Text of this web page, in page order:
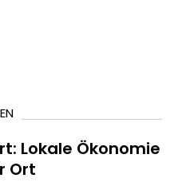
Lokale Ökonomie
Ort